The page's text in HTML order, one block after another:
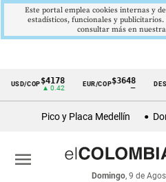
Cintillo
económicos
Colombia
USD/COP$4178
▲ 0.42
EUR/COP$3648
—
Pico y Placa Medellín
Domingo, 9 de
menu
Este portal emplea cookies internas y
estadísticos, funcionales y publicitarios.
consultar más en nuestra